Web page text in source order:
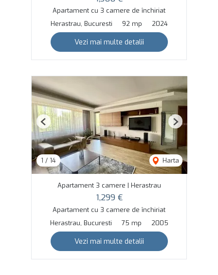
Apartament cu 3 camere de închiriat
Herastrau, Bucuresti
92 mp 2024
Vezi mai multe detalii
1 / 14 Harta
Previous Next
Apartament 3 camere | Herastrau
1,299 €
Apartament cu 3 camere de închiriat
Herastrau, Bucuresti
75 mp 2005
Vezi mai multe detalii